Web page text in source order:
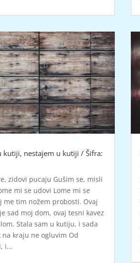
kutiji, nestajem u kutiji / Šifra:
zidovi pucaju Gušim se, misli
mi se udovi Lome mi se
me tim nožem probosti. Ovaj
sad moj dom, ovaj tesni kavez
Stala sam u kutiju, i sada
na kraju ne ogluvim Od
i...